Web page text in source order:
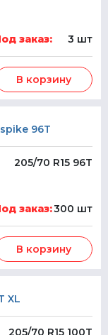
заказ: 3 шт
В корзину
96T
205/70 R15 96T
заказ:300 шт
В корзину
XL
205/70 R15 100T